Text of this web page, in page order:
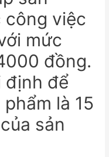
công việc
mức
đồng.
định để
là 15
sản